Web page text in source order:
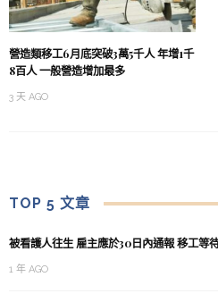
營造類移工6月底突破3萬5千人 年增1千
8百人 一般營造增加最多
3 天 AGO
TOP 5 文章
被看護人往生 雇主應於30日內通報 移工等
1 年 AGO